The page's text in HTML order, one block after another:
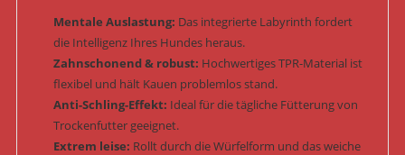
Mentale Auslastung: Das integrierte Labyrinth fordert
die Intelligenz Ihres Hundes heraus.
Zahnschonend & robust: Hochwertiges TPR-Material ist
flexibel und hält Kauen problemlos stand.
Anti-Schling-Effekt: Ideal für die tägliche Fütterung von
Trockenfutter geeignet.
Extrem leise: Rollt durch die Würfelform und das weiche